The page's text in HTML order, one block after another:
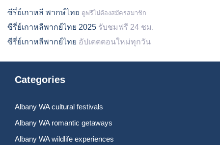
ซีรี่ย์เกาหลี พากษ์ไทย ดูฟรีไม่ต้องสมัครสมาชิก
ซีรี่ย์เกาหลีพากย์ไทย 2025 รับชมฟรี 24 ชม.
ซีรี่ย์เกาหลีพากย์ไทย อัปเดตตอนใหม่ทุกวัน
Categories
Albany WA cultural festivals
Albany WA romantic getaways
Albany WA wildlife experiences